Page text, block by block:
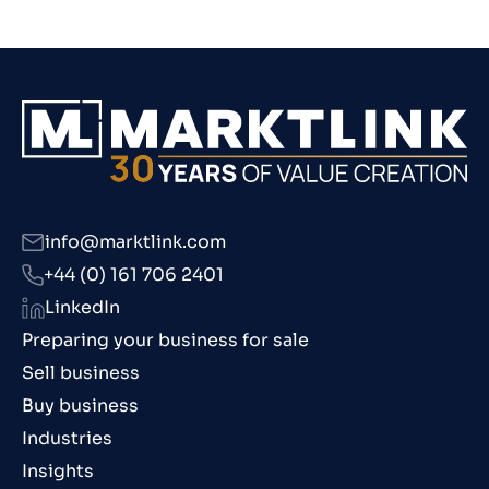
Preparing your business for sale
Sell business
Buy business
Industries
Insights
info@marktlink.com
+44 (0) 161 706 2401
LinkedIn